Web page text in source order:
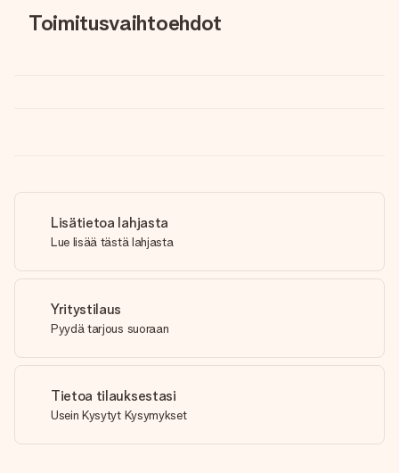
Toimitusvaihtoehdot
Lisätietoa lahjasta
Lue lisää tästä lahjasta
Yritystilaus
Pyydä tarjous suoraan
Tietoa tilauksestasi
Usein Kysytyt Kysymykset